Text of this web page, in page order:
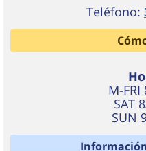
Teléfono:
M-FRI
SAT
SUN